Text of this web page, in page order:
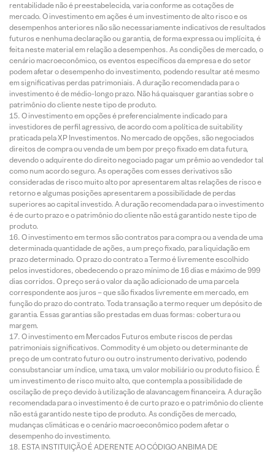
rentabilidade não é preestabelecida, varia conforme as cotações de
mercado. O investimento em ações é um investimento de alto risco e os
desempenhos anteriores não são necessariamente indicativos de resultados
futuros e nenhuma declaração ou garantia, de forma expressa ou implícita, é
feita neste material em relação a desempenhos. As condições de mercado, o
cenário macroeconômico, os eventos específicos da empresa e do setor
podem afetar o desempenho do investimento, podendo resultar até mesmo
em significativas perdas patrimoniais. A duração recomendada para o
investimento é de médio-longo prazo. Não há quaisquer garantias sobre o
patrimônio do cliente neste tipo de produto.
O investimento em opções é preferencialmente indicado para
investidores de perfil agressivo, de acordo com a política de suitability
praticada pela XP Investimentos. No mercado de opções, são negociados
direitos de compra ou venda de um bem por preço fixado em data futura,
devendo o adquirente do direito negociado pagar um prêmio ao vendedor tal
como num acordo seguro. As operações com esses derivativos são
consideradas de risco muito alto por apresentarem altas relações de risco e
retorno e algumas posições apresentarem a possibilidade de perdas
superiores ao capital investido. A duração recomendada para o investimento
é de curto prazo e o patrimônio do cliente não está garantido neste tipo de
produto.
O investimento em termos são contratos para compra ou a venda de uma
determinada quantidade de ações, a um preço fixado, para liquidação em
prazo determinado. O prazo do contrato a Termo é livremente escolhido
pelos investidores, obedecendo o prazo mínimo de 16 dias e máximo de 999
dias corridos. O preço será o valor da ação adicionado de uma parcela
correspondente aos juros – que são fixados livremente em mercado, em
função do prazo do contrato. Toda transação a termo requer um depósito de
garantia. Essas garantias são prestadas em duas formas: cobertura ou
margem.
O investimento em Mercados Futuros embute riscos de perdas
patrimoniais significativos. Commodity é um objeto ou determinante de
preço de um contrato futuro ou outro instrumento derivativo, podendo
consubstanciar um índice, uma taxa, um valor mobiliário ou produto físico. É
um investimento de risco muito alto, que contempla a possibilidade de
oscilação de preço devido à utilização de alavancagem financeira. A duração
recomendada para o investimento é de curto prazo e o patrimônio do cliente
não está garantido neste tipo de produto. As condições de mercado,
mudanças climáticas e o cenário macroeconômico podem afetar o
desempenho do investimento.
ESTA INSTITUIÇÃO É ADERENTE AO CÓDIGO ANBIMA DE